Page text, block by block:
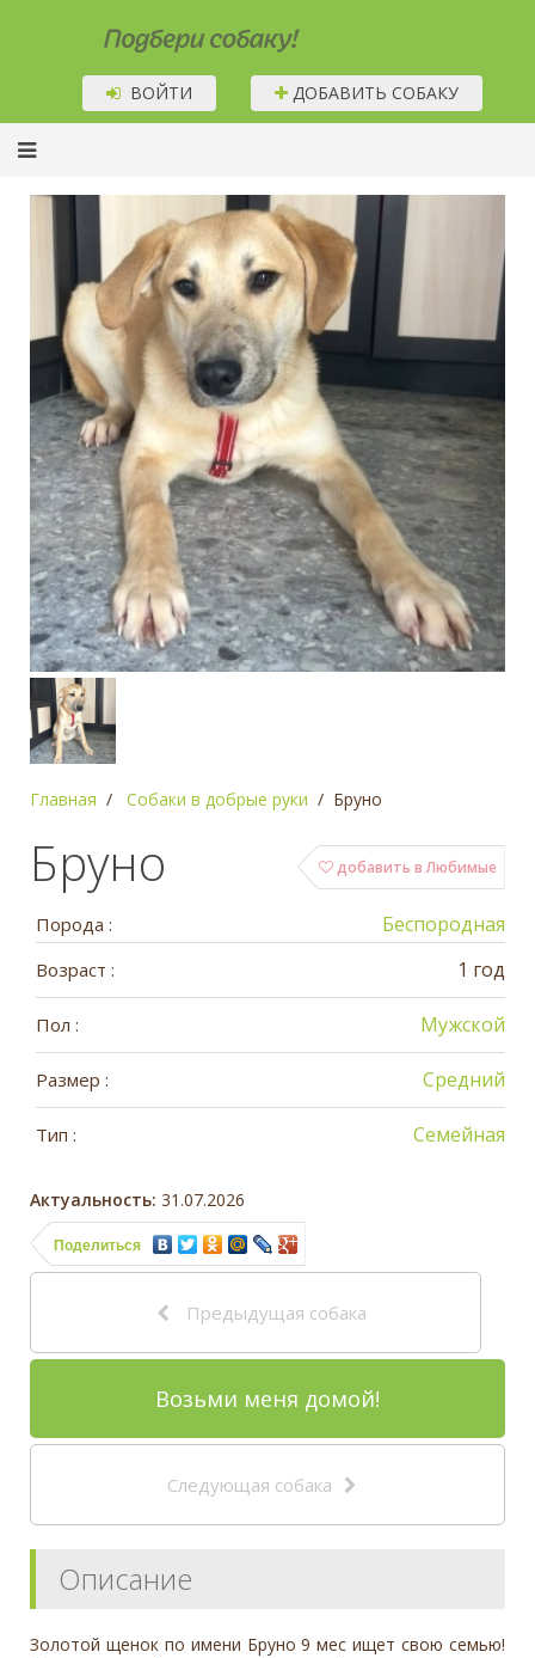
Подбери собаку!
ВОЙТИ ДОБАВИТЬ СОБАКУ
Главная Собаки в добрые руки Бруно
добавить в Любимые
Бруно
Порода : Беспородная
Возраст : 1 год
Пол : Мужской
Размер : Средний
Тип : Семейная
Актуальность: 31.07.2026
Поделиться
Предыдущая собака
Возьми меня домой!
Следующая собака
Описание
Золотой щенок по имени Бруно 9 мес ищет свою семью!